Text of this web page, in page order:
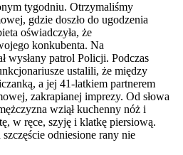
tygodniu. Otrzymaliśmy
gdzie doszło do ugodzenia
oświadczyła, że
konkubenta. Na
wysłany patrol Policji. Podczas
ustalili, że między
a jej 41-latkiem partnerem
zakrapianej imprezy. Od słowa
wziął kuchenny nóż i
w ręce, szyję i klatkę piersiową.
odniesione rany nie